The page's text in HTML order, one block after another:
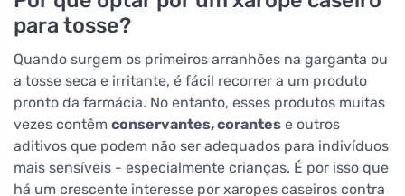
para tosse?
Quando surgem os primeiros arranhões na garganta ou
a tosse seca e irritante, é fácil recorrer a um produto
pronto da farmácia. No entanto, esses produtos muitas
vezes contêm conservantes, corantes e outros
aditivos que podem não ser adequados para indivíduos
mais sensíveis - especialmente crianças. É por isso que
há um crescente interesse por xaropes caseiros contra